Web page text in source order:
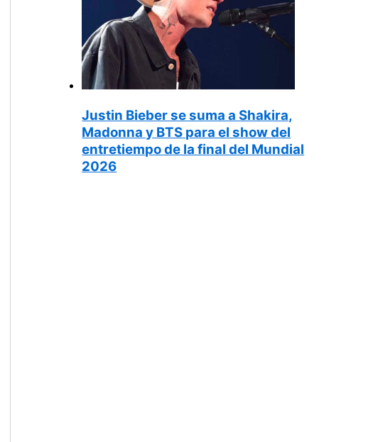
Justin Bieber se suma a Shakira,
Madonna y BTS para el show del
entretiempo de la final del Mundial
2026